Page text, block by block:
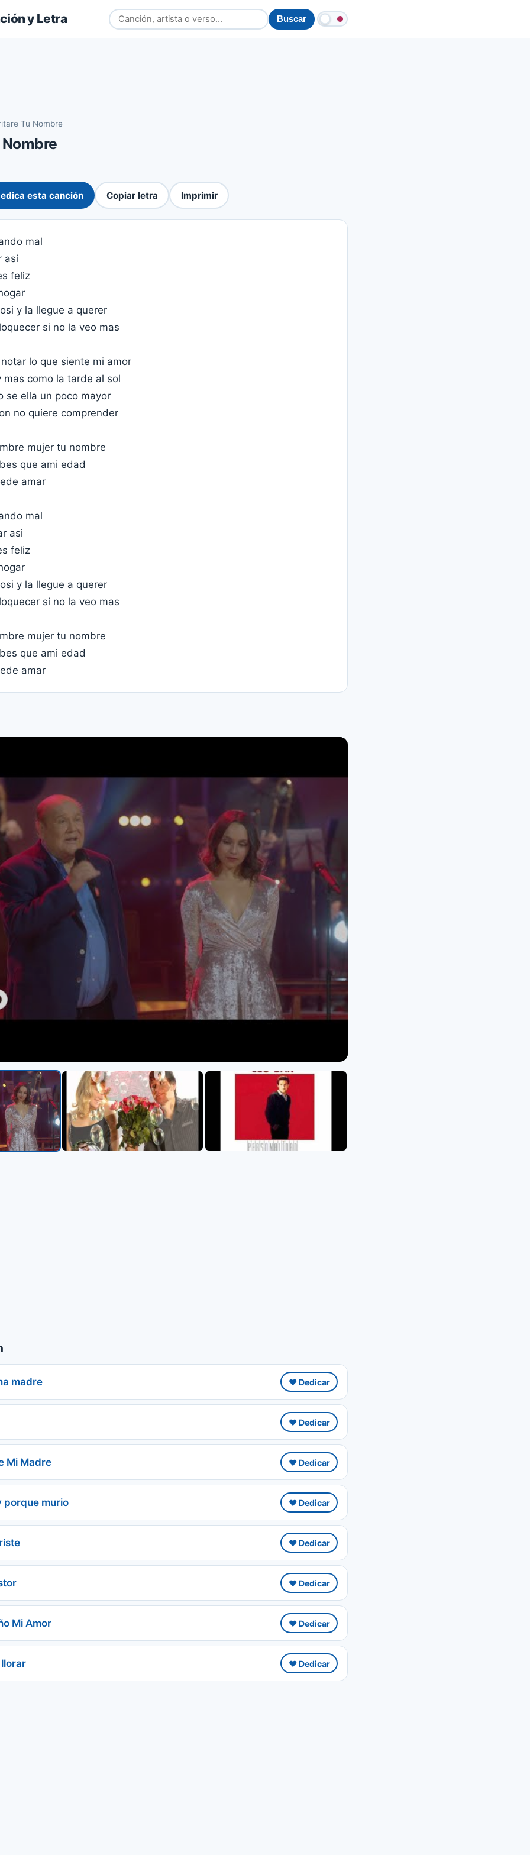
y Letra Buscar
Tu Nombre
esta canción Copiar letra Imprimir
mal
asi
feliz
y la llegue a querer
si no la veo mas
lo que siente mi amor
mas como la tarde al sol
se ella un poco mayor
no quiere comprender
mujer tu nombre
que ami edad
amar
mal
asi
feliz
y la llegue a querer
si no la veo mas
mujer tu nombre
que ami edad
amar
madre ❤️ Dedicar
❤️ Dedicar
Mi Madre ❤️ Dedicar
porque murio ❤️ Dedicar
❤️ Dedicar
❤️ Dedicar
Mi Amor ❤️ Dedicar
❤️ Dedicar